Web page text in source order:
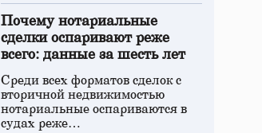
Почему нотариальные
сделки оспаривают реже
всего: данные за шесть лет
Среди всех форматов сделок с
вторичной недвижимостью
нотариальные оспариваются в
судах реже…